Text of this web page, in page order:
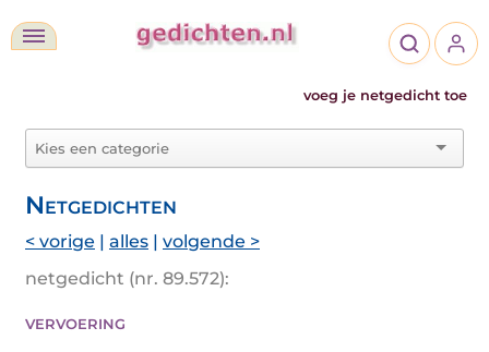
voeg je netgedicht toe
Netgedichten
< vorige | alles | volgende >
netgedicht (nr. 89.572):
vervoering